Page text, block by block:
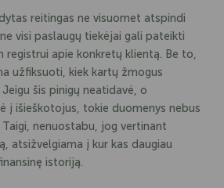
reitingas ne visuomet atspindi
visi paslaugų tiekėjai gali pateikti
registrui apie konkretų klientą. Be to,
užfiksuoti, kiek kartų žmogus
šis pinigų neatidavė, o
į išieškotojus, tokie duomenys nebus
nenuostabu, jog vertinant
atsižvelgiama į kur kas daugiau
istoriją.